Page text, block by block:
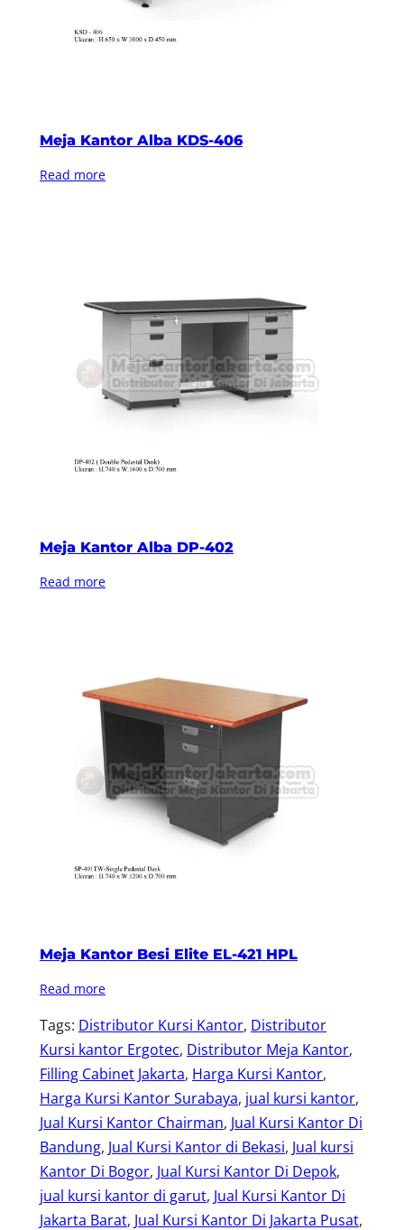
Meja Kantor Alba KDS-406
Read more
Meja Kantor Alba DP-402
Read more
Meja Kantor Besi Elite EL-421 HPL
Read more
Tags: Distributor Kursi Kantor, Distributor
Kursi kantor Ergotec, Distributor Meja Kantor
Filling Cabinet Jakarta, Harga Kursi Kantor
Harga Kursi Kantor Surabaya, jual kursi kantor
Jual Kursi Kantor Chairman, Jual Kursi Kantor Di
Bandung, Jual Kursi Kantor di Bekasi, Jual kursi
Kantor Di Bogor, Jual Kursi Kantor Di Depok
jual kursi kantor di garut, Jual Kursi Kantor Di
Jakarta Barat, Jual Kursi Kantor Di Jakarta Pusat